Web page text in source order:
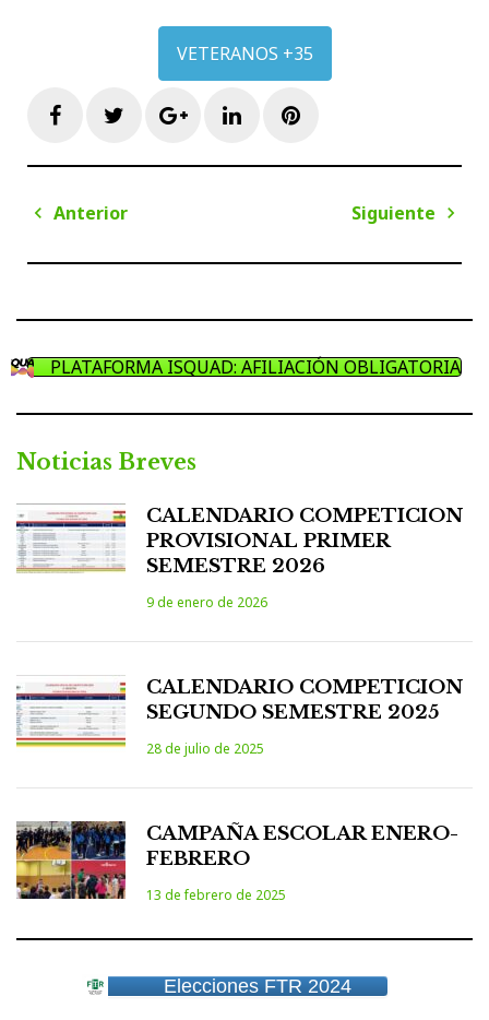
VETERANOS +35
FacebookTwitterGoogle+LinkedInPinterest
Navegación
entradas
Anterior
Siguiente
PLATAFORMA ISQUAD: AFILIACIÓN OBLIGATORIA
Noticias Breves
CALENDARIO COMPETICION
PROVISIONAL PRIMER
SEMESTRE 2026
9 de enero de 2026
CALENDARIO COMPETICION
SEGUNDO SEMESTRE 2025
28 de julio de 2025
CAMPAÑA ESCOLAR ENERO-
FEBRERO
13 de febrero de 2025
Elecciones FTR 2024